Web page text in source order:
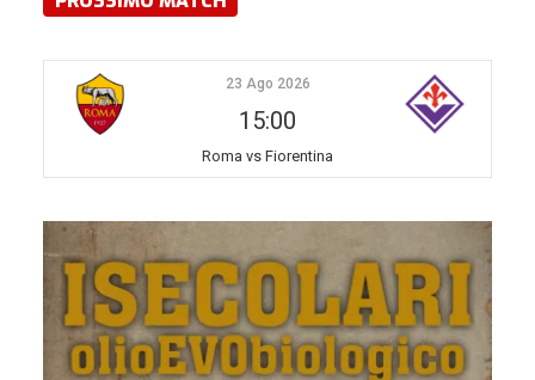
23 Ago 2026
15:00
Roma vs Fiorentina